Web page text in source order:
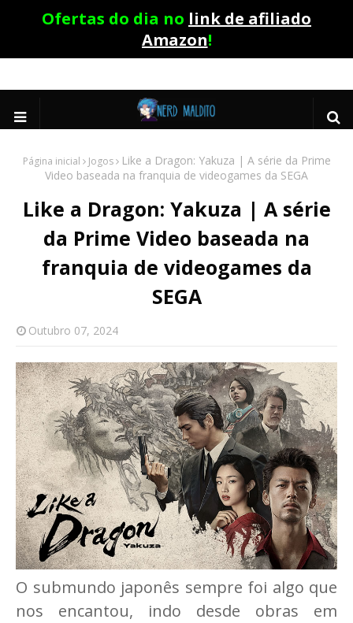
Ofertas do dia no link de afiliado
Amazon!
Página inicial Jogos
Like a Dragon: Yakuza | A série da Prime
Video baseada na franquia de videogames da SEGA
Like a Dragon: Yakuza | A série
da Prime Video baseada na
franquia de videogames da
SEGA
Outubro 07, 2024
O submundo japonês sempre foi algo que
nos encantou, indo desde obras em